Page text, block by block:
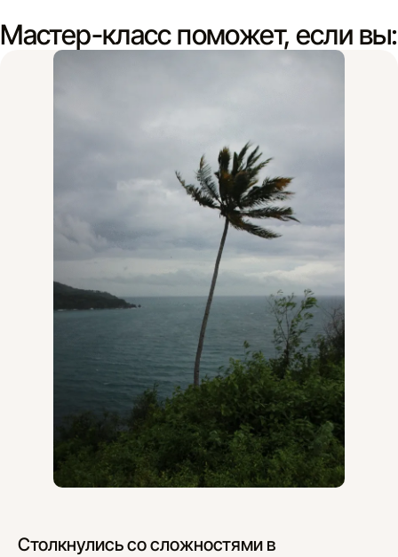
Мастер-класс поможет, если вы:
Столкнулись со сложностями в